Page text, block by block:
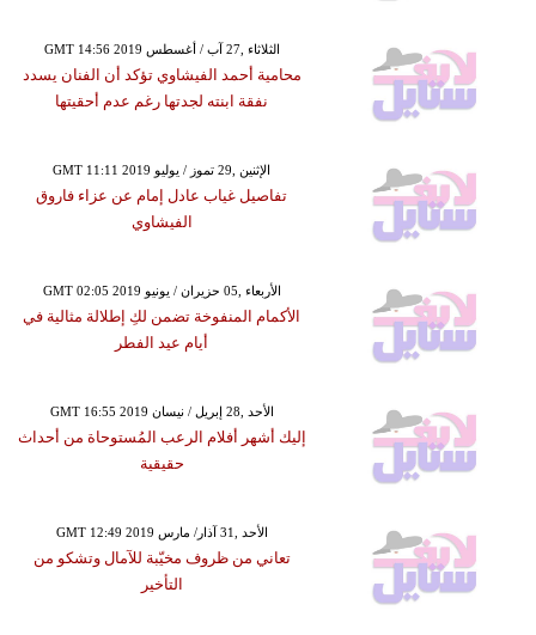
GMT 14:56 2019 الثلاثاء ,27 آب / أغسطس
محامية أحمد الفيشاوي تؤكد أن الفنان يسدد
نفقة ابنته لجدتها رغم عدم أحقيتها
GMT 11:11 2019 الإثنين ,29 تموز / يوليو
تفاصيل غياب عادل إمام عن عزاء فاروق
الفيشاوي
GMT 02:05 2019 الأربعاء ,05 حزيران / يونيو
الأكمام المنفوخة تضمن لكِ إطلالة مثالية في
أيام عيد الفطر
GMT 16:55 2019 الأحد ,28 إبريل / نيسان
إليك أشهر أفلام الرعب المُستوحاة من أحداث
حقيقية
GMT 12:49 2019 الأحد ,31 آذار/ مارس
تعاني من ظروف مخيّبة للآمال وتشكو من
التأخير